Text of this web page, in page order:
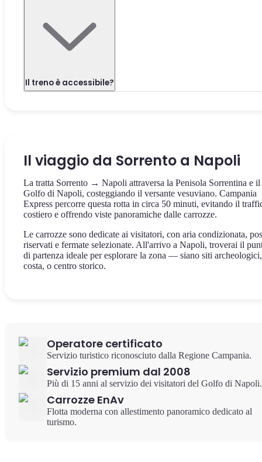
Il treno è accessibile?
Il viaggio da Sorrento a Napoli
La tratta Sorrento → Napoli attraversa la Penisola Sorrentina e il
Golfo di Napoli, costeggiando il versante vesuviano. Campania
Express percorre questa rotta in circa 50 minuti, evitando il
costiero e offrendo viste panoramiche dalle carrozze.
Le carrozze sono dedicate ai visitatori, con aria condizionata,
riservati e fermate selezionate. All'arrivo a Napoli, troverai il
di partenza ideale per esplorare la zona — siano siti archeologici,
costa, o centro storico.
Operatore certificato
Servizio turistico riconosciuto dalla Regione Campania.
Servizio premium dal 2008
Più di 15 anni al servizio dei visitatori del Golfo di Napoli.
Carrozze EnAv
Flotta moderna con allestimento panoramico dedicato al
turismo.